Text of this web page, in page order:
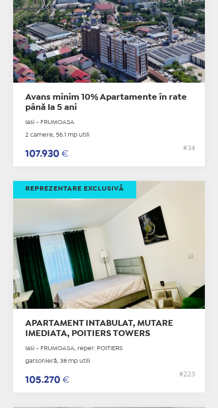
Avans minim 10% Apartamente în rate
până la 5 ani
Iasi - FRUMOASA
2 camere, 56.1 mp utili
107.930 €
#34
APARTAMENT INTABULAT, MUTARE
IMEDIATA, POITIERS TOWERS
Iasi - FRUMOASA, reper: POITIERS
garsonieră, 38 mp utili
105.270 €
#223
REPREZENTARE EXCLUSIVĂ